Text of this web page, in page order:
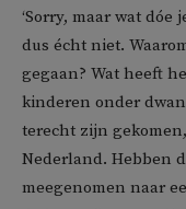
‘Sorry, maar wat
dus écht niet.
gegaan? Wat heeft
kinderen onder
terecht zijn
Nederland. Hebben
meegenomen naar